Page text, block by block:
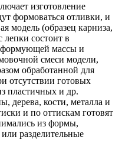
изготовление
формоваться отливки, и
модель (образец карниза,
лепки состоит в
формующей массы и
смеси модели,
обработанной для
отсутствии готовых
пластичных и др.
дерева, кости, металла и
и по оттискам готовят
из формы,
разделительные